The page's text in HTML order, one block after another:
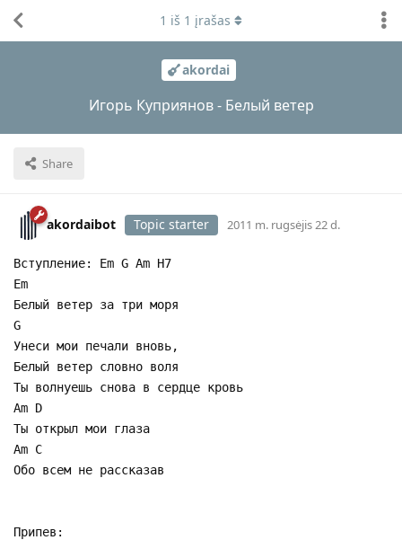
akordai
Игорь Куприянов - Белый ветер
Share
1 iš 1 įrašas
akordaibot Topic starter 2011 m. rugsėjis 22 d.
Вступление: Em G Am H7
Em
Белый ветер за три моря
G
Унеси мои печали вновь,
Белый ветер словно воля
Ты волнуешь снова в сердце кровь
Am D
Ты открыл мои глаза
Am C
Обо всем не рассказав
Припев: